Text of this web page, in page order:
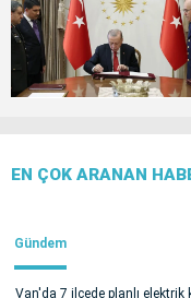
EN ÇOK ARANAN
Gündem
Van'da 7 ilçede planlı